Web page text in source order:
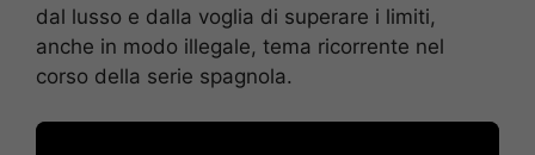
dal lusso e dalla voglia di superare i limiti,
anche in modo illegale, tema ricorrente nel
corso della serie spagnola.